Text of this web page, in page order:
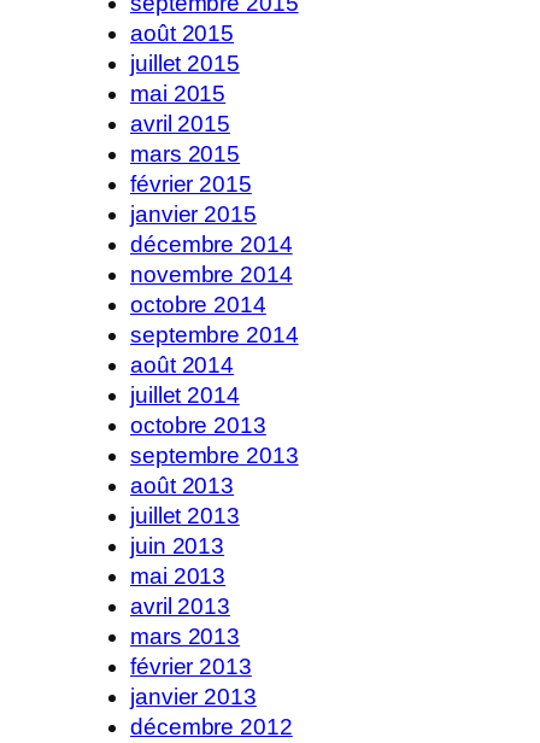
août 2015
juillet 2015
mai 2015
avril 2015
mars 2015
février 2015
janvier 2015
décembre 2014
novembre 2014
octobre 2014
septembre 2014
août 2014
juillet 2014
octobre 2013
septembre 2013
août 2013
juillet 2013
juin 2013
mai 2013
avril 2013
mars 2013
février 2013
janvier 2013
décembre 2012